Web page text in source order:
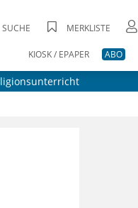
SUCHE MERKLISTE
KIOSK / EPAPER ABO